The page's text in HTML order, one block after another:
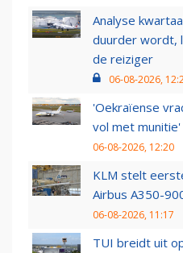
Analyse
duurder wordt,
de reiziger
06-08-2026,
'Oekraïense
vol met munitie'
06-08-2026, 12:20
KLM stelt
Airbus A350-
06-08-2026, 11:17
TUI breidt uit